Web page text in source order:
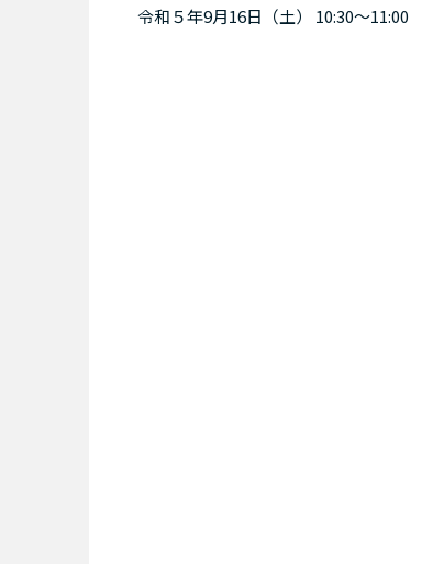
令和５年9月16日（土） 10:30～11:00